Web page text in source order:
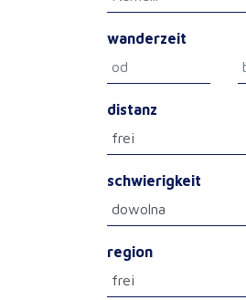
wanderzeit
distanz
schwierigkeit
region